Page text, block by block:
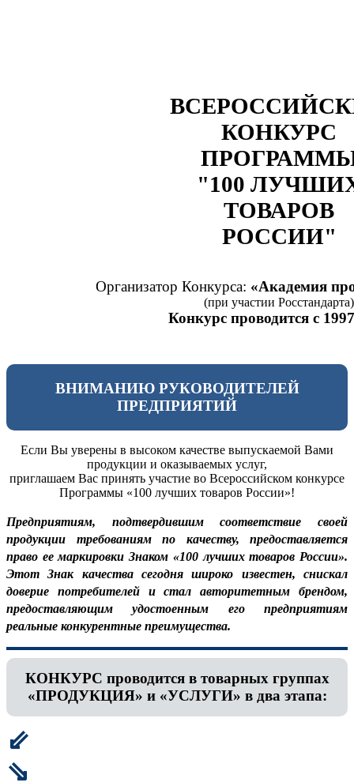
КОНКУРС
"100
ТОВАРОВ
РОССИИ"
Организатор Конкурса: «Академия
(при участии Росстандарта)
Конкурс проводится с
ВНИМАНИЮ РУКОВОДИТЕЛЕЙ
ПРЕДПРИЯТИЙ
Если Вы уверены в высоком качестве выпускаемой Вами
продукции и оказываемых услуг,
приглашаем Вас принять участие во Всероссийском конкурсе
Программы «100 лучших товаров России»!
Предприятиям, подтвердившим соответствие своей
продукции требованиям по качеству, предоставляется
право ее маркировки Знаком «100 лучших товаров России».
Этот Знак качества сегодня широко известен, снискал
доверие потребителей и стал авторитетным брендом,
предоставляющим удостоенным его предприятиям
реальные конкурентные преимущества.
КОНКУРС проводится в товарных группах
«ПРОДУКЦИЯ» и «УСЛУГИ» в два этапа:
⇙
⇘